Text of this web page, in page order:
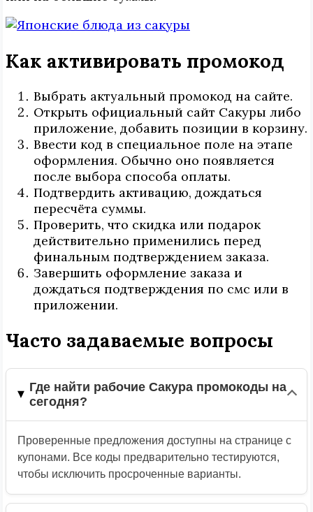
Как активировать промокод
Выбрать актуальный промокод на сайте.
Открыть официальный сайт Сакуры либо
приложение, добавить позиции в корзину.
Ввести код в специальное поле на этапе
оформления. Обычно оно появляется
после выбора способа оплаты.
Подтвердить активацию, дождаться
пересчёта суммы.
Проверить, что скидка или подарок
действительно применились перед
финальным подтверждением заказа.
Завершить оформление заказа и
дождаться подтверждения по смс или в
приложении.
Часто задаваемые вопросы
Где найти рабочие Сакура промокоды на
сегодня?
Проверенные предложения доступны на странице с
купонами. Все коды предварительно тестируются,
чтобы исключить просроченные варианты.